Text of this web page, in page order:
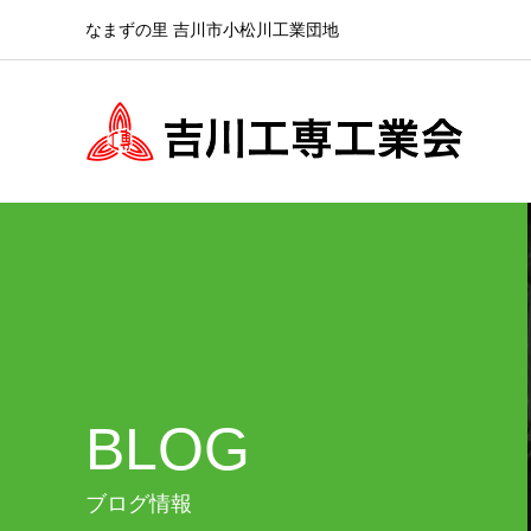
なまずの里 吉川市小松川工業団地
BLOG
ブログ情報